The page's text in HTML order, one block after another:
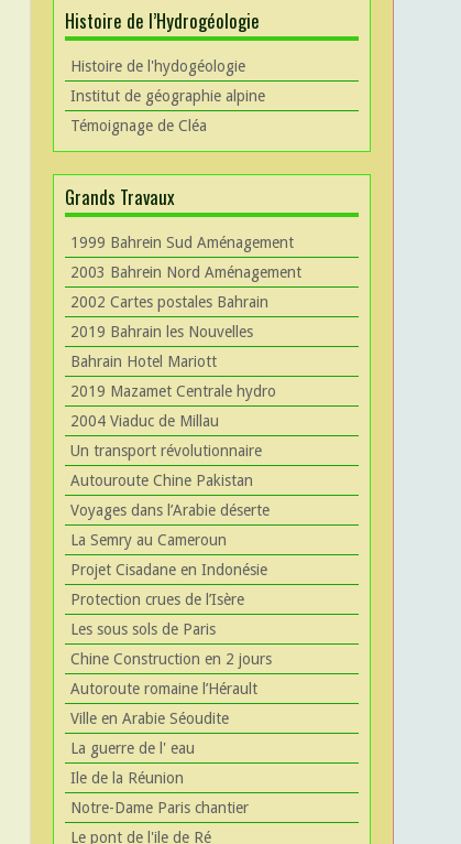
Histoire de l’Hydrogéologie
Histoire de l'hydogéologie
Institut de géographie alpine
Témoignage de Cléa
Grands Travaux
1999 Bahrein Sud Aménagement
2003 Bahrein Nord Aménagement
2002 Cartes postales Bahrain
2019 Bahrain les Nouvelles
Bahrain Hotel Mariott
2019 Mazamet Centrale hydro
2004 Viaduc de Millau
Un transport révolutionnaire
Autouroute Chine Pakistan
Voyages dans l’Arabie déserte
La Semry au Cameroun
Projet Cisadane en Indonésie
Protection crues de l’Isère
Les sous sols de Paris
Chine Construction en 2 jours
Autoroute romaine l’Hérault
Ville en Arabie Séoudite
La guerre de l' eau
Ile de la Réunion
Notre-Dame Paris chantier
Le pont de l'ile de Ré